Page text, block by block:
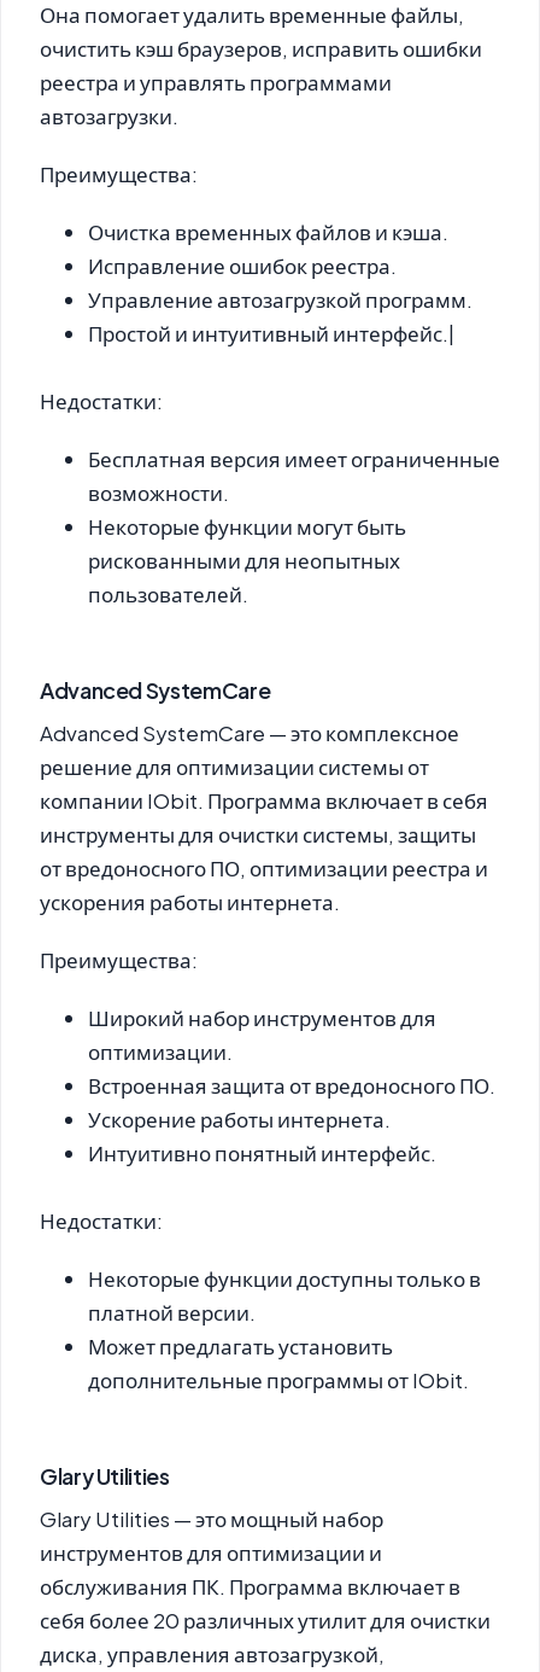
Она помогает удалить временные файлы,
очистить кэш браузеров, исправить ошибки
реестра и управлять программами
автозагрузки.
Преимущества:
Очистка временных файлов и кэша.
Исправление ошибок реестра.
Управление автозагрузкой программ.
Простой и интуитивный интерфейс.|
Недостатки:
Бесплатная версия имеет ограниченные
возможности.
Некоторые функции могут быть
рискованными для неопытных
пользователей.
Advanced SystemCare
Advanced SystemCare — это комплексное
решение для оптимизации системы от
компании IObit. Программа включает в себя
инструменты для очистки системы, защиты
от вредоносного ПО, оптимизации реестра и
ускорения работы интернета.
Преимущества:
Широкий набор инструментов для
оптимизации.
Встроенная защита от вредоносного ПО.
Ускорение работы интернета.
Интуитивно понятный интерфейс.
Недостатки:
Некоторые функции доступны только в
платной версии.
Может предлагать установить
дополнительные программы от IObit.
Glary Utilities
Glary Utilities — это мощный набор
инструментов для оптимизации и
обслуживания ПК. Программа включает в
себя более 20 различных утилит для очистки
диска, управления автозагрузкой,